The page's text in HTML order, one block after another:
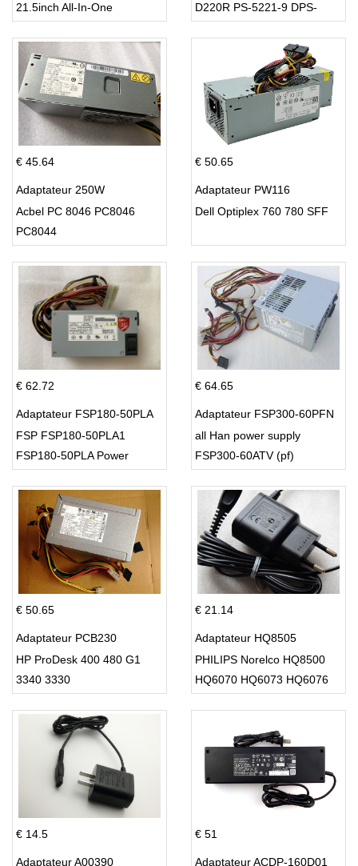
21.5inch All-In-One
D220R PS-5221-9 DPS-
€ 45.64
Adaptateur 250W
Acbel PC 8046 PC8046
PC8044
€ 50.65
Adaptateur PW116
Dell Optiplex 760 780 SFF
€ 62.72
Adaptateur FSP180-50PLA
FSP FSP180-50PLA1
FSP180-50PLA Power
€ 64.65
Adaptateur FSP300-60PFN
all Han power supply
FSP300-60ATV (pf)
€ 50.65
Adaptateur PCB230
HP ProDesk 400 480 G1
3340 3330
€ 21.14
Adaptateur HQ8505
PHILIPS Norelco HQ8500
HQ6070 HQ6073 HQ6076
€ 14.5
Adaptateur A00390
€ 51
Adaptateur ACDP-160D01